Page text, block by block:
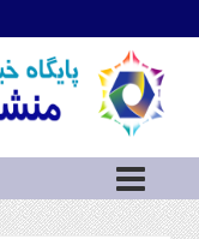
اطلاعات
تماس
ما
درباره
ما